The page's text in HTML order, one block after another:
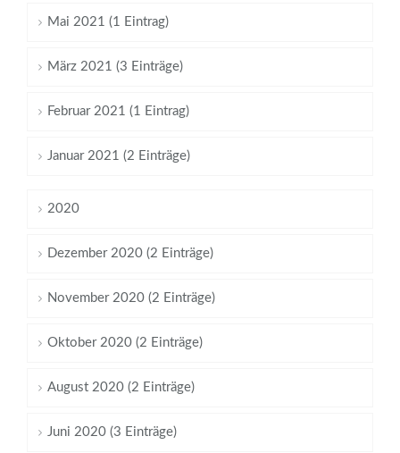
Mai 2021 (1 Eintrag)
März 2021 (3 Einträge)
Februar 2021 (1 Eintrag)
Januar 2021 (2 Einträge)
2020
Dezember 2020 (2 Einträge)
November 2020 (2 Einträge)
Oktober 2020 (2 Einträge)
August 2020 (2 Einträge)
Juni 2020 (3 Einträge)